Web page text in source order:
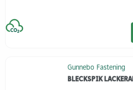
Gunnebo Fastening
BLECKSPIK